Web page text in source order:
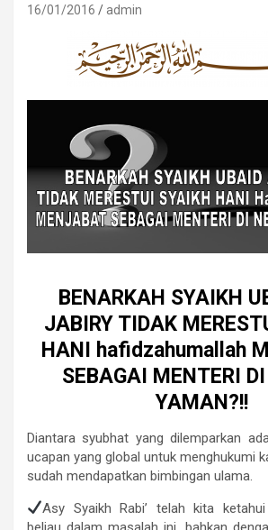
16/01/2016 admin
BENARKAH SYAIKH
JABIRY TIDAK
HANI hafidzahumallah
SEBAGAI MENTERI DI
YAMAN?!!
Diantara syubhat yang dilemparkan
ucapan yang global untuk menghukumi
sudah mendapatkan bimbingan ulama.
Asy Syaikh Rabi’ telah kita